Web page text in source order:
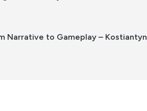
Narrative to Gameplay – Kostiantyn